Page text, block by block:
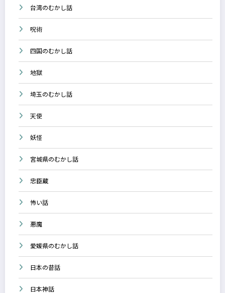
台湾のむかし話
呪術
四国のむかし話
地獄
埼玉のむかし話
天使
妖怪
宮城県のむかし話
忠臣蔵
怖い話
悪魔
愛媛県のむかし話
日本の昔話
日本神話